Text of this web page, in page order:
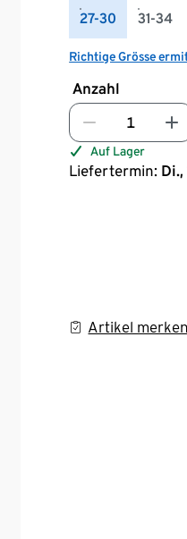
27-30 31-34
Richtige Grösse
Anzahl
Auf Lager
Liefertermin:
Artikel merken